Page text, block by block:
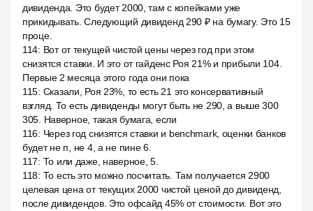
дивиденда. Это будет 2000, там с копейками уже
прикидывать. Следующий дивиденд 290 ₽ на бумагу. Это 15
проце.
114: Вот от текущей чистой цены через год при этом
снизятся ставки. И это от гайденс Роя 21% и прибыли 104.
Первые 2 месяца этого года они пока
115: Сказали, Роя 23%, то есть 21 это консервативный
взгляд. То есть дивиденды могут быть не 290, а выше 300
305. Наверное, такая бумага, если
116: Через год снизятся ставки и benchmark, оценки банков
будет не п, не 4, а не пине 6.
117: То или даже, наверное, 5.
118: То есть это можно посчитать. Там получается 2900
целевая цена от текущих 2000 чистой ценой до дивиденд,
после дивидендов. Это офсайд 45% от стоимости. Вот это